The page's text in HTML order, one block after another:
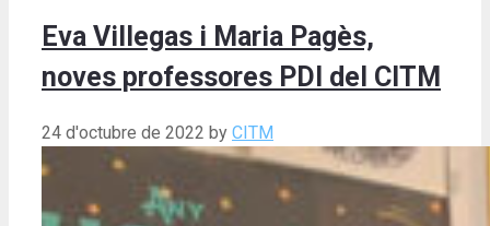
Eva Villegas i Maria Pagès,
noves professores PDI del CITM
24 d'octubre de 2022 by CITM